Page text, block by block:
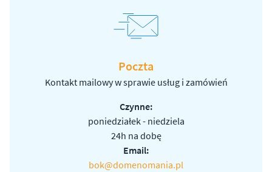
Poczta
Kontakt mailowy w sprawie usług i zamówień
Czynne:
poniedziałek - niedziela
24h na dobę
Email:
bok@domenomania.pl